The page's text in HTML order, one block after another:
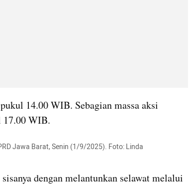
14.00 WIB. Sebagian massa aksi
17.00 WIB.
Jawa Barat, Senin (1/9/2025). Foto: Linda
dengan melantunkan selawat melalui